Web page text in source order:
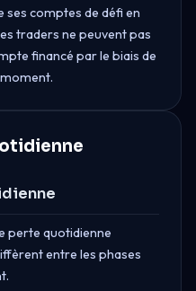
ses comptes de défi en
traders ne peuvent pas
financé par le biais de
perte quotidienne
entre les phases